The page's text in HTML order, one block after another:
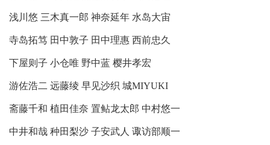
浅川悠 三木真一郎 神奈延年 水岛大宙
寺岛拓笃 田中敦子 田中理惠 西前忠久
下屋则子 小仓唯 野中蓝 樱井孝宏
游佐浩二 远藤绫 早见沙织 城MIYUKI
斋藤千和 植田佳奈 置鲇龙太郎 中村悠一
中井和哉 种田梨沙 子安武人 诹访部顺一